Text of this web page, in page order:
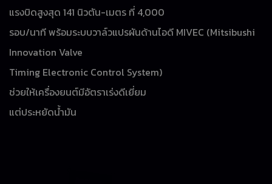
แรงบิดสูงสุด 141 นิวตัน-เมตร ที่ 4,000
รอบ/นาที พร้อมระบบวาล์วแปรผันด้านไอดี MIVEC (Mitsibushi
Innovation Valve
Timing Electronic Control System)
ช่วยให้เครื่องยนต์มีอัตราเร่งดีเยี่ยม
แต่ประหยัดน้ำมัน